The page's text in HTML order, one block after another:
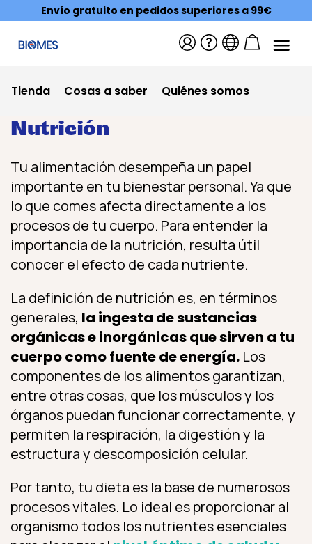
Envío gratuito en pedidos superiores a 99€
Tienda Cosas a saber Quiénes somos
Nutrición
Tu alimentación desempeña un papel
importante en tu bienestar personal. Ya que
lo que comes afecta directamente a los
procesos de tu cuerpo. Para entender la
importancia de la nutrición, resulta útil
conocer el efecto de cada nutriente.
La definición de nutrición es, en términos
generales, la ingesta de sustancias
orgánicas e inorgánicas que sirven a tu
cuerpo como fuente de energía. Los
componentes de los alimentos garantizan,
entre otras cosas, que los músculos y los
órganos puedan funcionar correctamente, y
permiten la respiración, la digestión y la
estructura y descomposición celular.
Por tanto, tu dieta es la base de numerosos
procesos vitales. Lo ideal es proporcionar al
organismo todos los nutrientes esenciales